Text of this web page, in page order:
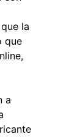
la
que
a